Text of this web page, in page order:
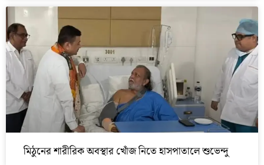
মিঠুনের শারীরিক অবস্থার খোঁজ নিতে হাসপাতালে শুভেন্দু